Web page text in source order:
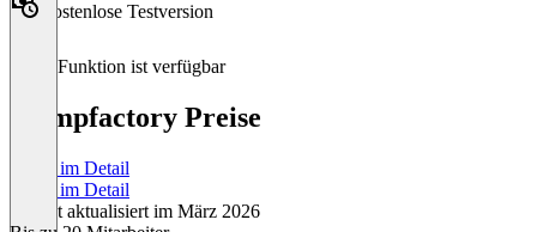
Kostenlose Testversion
Diese Funktion ist verfügbar
Stampfactory Preise
Preise im Detail
Preise im Detail
Zuletzt aktualisiert im März 2026